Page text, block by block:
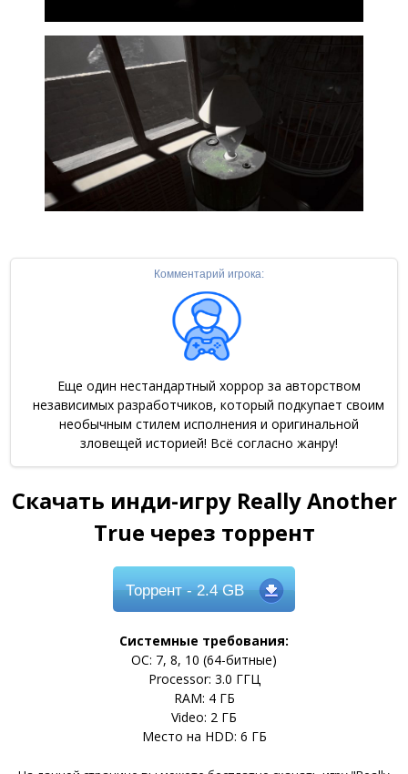
Комментарий игрока:
Еще один нестандартный хоррор за авторством
независимых разработчиков, который подкупает своим
необычным стилем исполнения и оригинальной
зловещей историей! Всё согласно жанру!
Скачать инди-игру Really Another
True через торрент
Торрент- 2.4 GB
Системные требования:
ОС: 7, 8, 10 (64-битные)
Processor: 3.0 ГГЦ
RAM: 4 ГБ
Video: 2 ГБ
Место на HDD: 6 ГБ